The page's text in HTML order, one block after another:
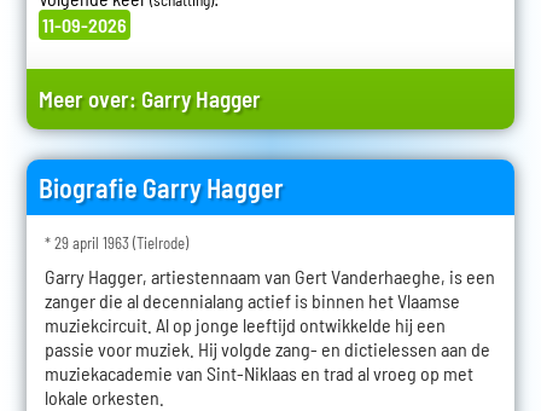
11-09-2026
Meer over: Garry Hagger
Biografie Garry Hagger
* 29 april 1963 (Tielrode)
Garry Hagger, artiestennaam van Gert Vanderhaeghe, is een
zanger die al decennialang actief is binnen het Vlaamse
muziekcircuit. Al op jonge leeftijd ontwikkelde hij een
passie voor muziek. Hij volgde zang- en dictielessen aan de
muziekacademie van Sint-Niklaas en trad al vroeg op met
lokale orkesten.